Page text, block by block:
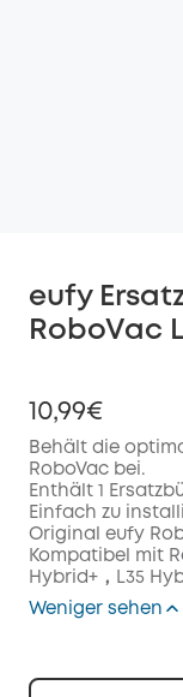
eufy
RoboVac
10,99€
Behält die
RoboVac bei.
Enthält 1
Einfach zu
Original eufy
Kompatibel mit
Hybrid+，L35
Weniger sehen